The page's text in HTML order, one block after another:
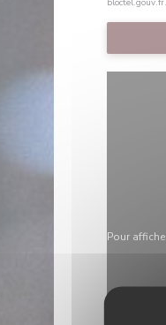
bloctel.gouv.fr
Pour